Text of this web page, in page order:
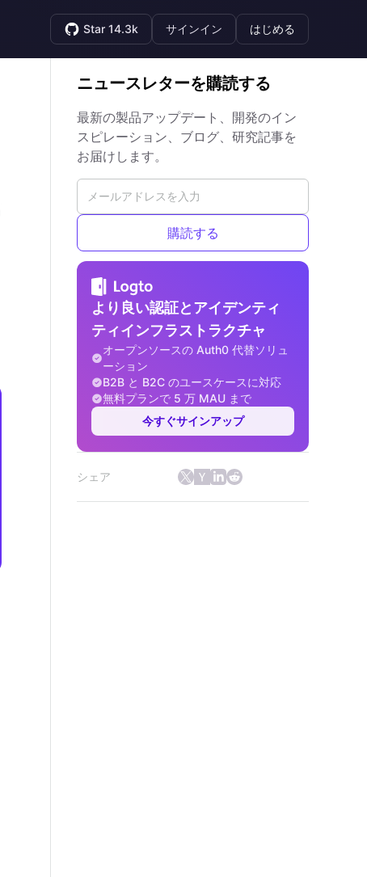
Star 14.3k サインイン はじめる
ニュースレターを購読する
最新の製品アップデート、開発のイン
スピレーション、ブログ、研究記事を
お届けします。
購読する
より良い認証とアイデンティ
ティインフラストラクチャ
オープンソースの Auth0 代替ソリュ
ーション
B2B と B2C のユースケースに対応
無料プランで 5 万 MAU まで
今すぐサインアップ
シェア